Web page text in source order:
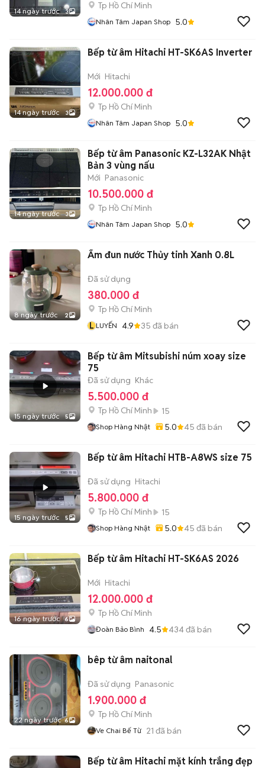
14 ngày trước 3
Tp Hồ Chí Minh
Nhân Tâm Japan Shop 5.0
14 ngày trước 3
Bếp từ âm Hitachi HT-SK6AS Inverter
Mới Hitachi
12.000.000 đ
Tp Hồ Chí Minh
Nhân Tâm Japan Shop 5.0
14 ngày trước 3
Bếp từ âm Panasonic KZ-L32AK Nhật
Bản 3 vùng nấu
Mới Panasonic
10.500.000 đ
Tp Hồ Chí Minh
Nhân Tâm Japan Shop 5.0
8 ngày trước 2
Ấm đun nước Thủy tinh Xanh 0.8L
Đã sử dụng
380.000 đ
Tp Hồ Chí Minh
L LUYẾN 4.9 35 đã bán
15 ngày trước 5
Bếp từ âm Mitsubishi núm xoay size
75
Đã sử dụng Khác
5.500.000 đ
Tp Hồ Chí Minh 15
Shop Hàng Nhật 5.0 45 đã bán
15 ngày trước 5
Bếp từ âm Hitachi HTB-A8WS size 75
Đã sử dụng Hitachi
5.800.000 đ
Tp Hồ Chí Minh 15
Shop Hàng Nhật 5.0 45 đã bán
16 ngày trước 6
Bếp từ âm Hitachi HT-SK6AS 2026
Mới Hitachi
12.000.000 đ
Tp Hồ Chí Minh
Đoàn Bảo Bình 4.5 434đã bán
22 ngày trước 6
bêp từ âm naitonal
Đã sử dụng Panasonic
1.900.000 đ
Tp Hồ Chí Minh
Ve Chai Bế Từ 21 đã bán
Bếp từ âm Hitachi mặt kính trắng đẹp